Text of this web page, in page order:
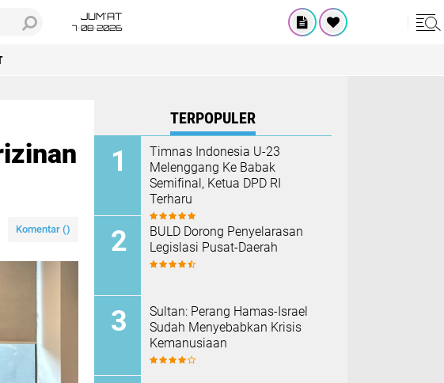
JUM'AT
7•08•2026
Komentar ()
TERPOPULER
Timnas Indonesia U-23
Melenggang Ke Babak
Semifinal, Ketua DPD RI
Terharu
BULD Dorong Penyelarasan
Legislasi Pusat-Daerah
Sultan: Perang Hamas-Israel
Sudah Menyebabkan Krisis
Kemanusiaan